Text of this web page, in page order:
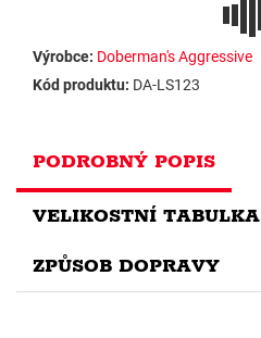
Výrobce: Doberman's Aggressive
Kód produktu: DA-LS123
PODROBNÝ POPIS
VELIKOSTNÍ TABULKA
ZPŮSOB DOPRAVY